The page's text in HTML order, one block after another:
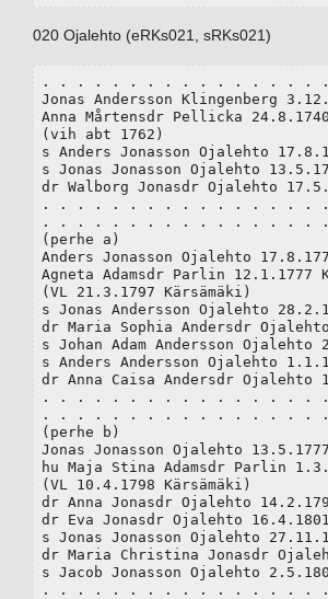
020 Ojalehto (eRKs021, sRKs021)
. . . . . . . . . . . . . . . .
Jonas Andersson Klingenberg
Anna Mårtensdr Pellicka
(vih abt 1762)
s Anders Jonasson Ojalehto
s Jonas Jonasson Ojalehto
dr Walborg Jonasdr Ojalehto
. . . . . . . . . . . . . . . .
. . . . . . . . . . . . . . . .
(perhe a)
Anders Jonasson Ojalehto
Agneta Adamsdr Parlin 12.1.1777
(VL 21.3.1797 Kärsämäki)
s Jonas Andersson Ojalehto
dr Maria Sophia Andersdr
s Johan Adam Andersson Ojalehto
s Anders Andersson Ojalehto
dr Anna Caisa Andersdr Ojalehto
. . . . . . . . . . . . . . . .
. . . . . . . . . . . . . . . .
(perhe b)
Jonas Jonasson Ojalehto
hu Maja Stina Adamsdr Parlin
(VL 10.4.1798 Kärsämäki)
dr Anna Jonasdr Ojalehto
dr Eva Jonasdr Ojalehto
s Jonas Jonasson Ojalehto
dr Maria Christina Jonasdr
s Jacob Jonasson Ojalehto
. . . . . . . . . . . . . . . .